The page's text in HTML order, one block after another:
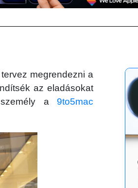
megrendezni a
az eladásokat
a 9to5mac